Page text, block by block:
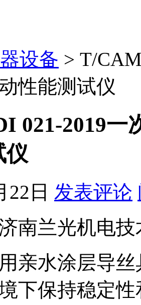
设备 > T/
性能测试仪
021-2019一
仪
22日 发表评论
南兰光机电
亲水涂层导
下保持稳定